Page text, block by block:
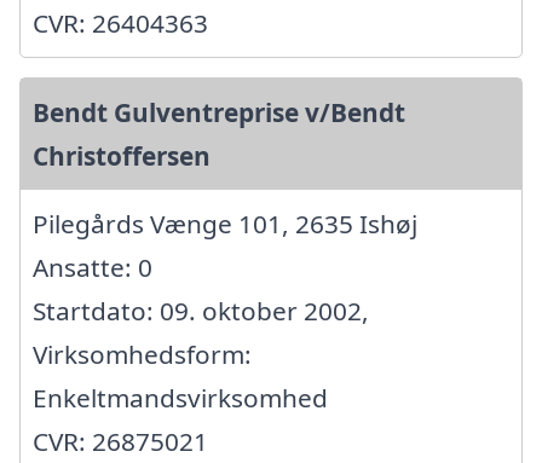
CVR: 26404363
Bendt Gulventreprise v/Bendt
Christoffersen
Pilegårds Vænge 101, 2635 Ishøj
Ansatte: 0
Startdato: 09. oktober 2002,
Virksomhedsform:
Enkeltmandsvirksomhed
CVR: 26875021